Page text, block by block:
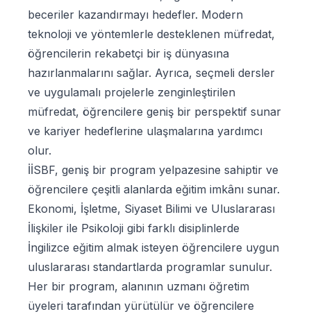
beceriler kazandırmayı hedefler. Modern
teknoloji ve yöntemlerle desteklenen müfredat,
öğrencilerin rekabetçi bir iş dünyasına
hazırlanmalarını sağlar. Ayrıca, seçmeli dersler
ve uygulamalı projelerle zenginleştirilen
müfredat, öğrencilere geniş bir perspektif sunar
ve kariyer hedeflerine ulaşmalarına yardımcı
olur.
İİSBF, geniş bir program yelpazesine sahiptir ve
öğrencilere çeşitli alanlarda eğitim imkânı sunar.
Ekonomi, İşletme, Siyaset Bilimi ve Uluslararası
İlişkiler ile Psikoloji gibi farklı disiplinlerde
İngilizce eğitim almak isteyen öğrencilere uygun
uluslararası standartlarda programlar sunulur.
Her bir program, alanının uzmanı öğretim
üyeleri tarafından yürütülür ve öğrencilere